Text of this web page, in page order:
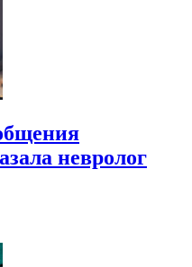
невролог